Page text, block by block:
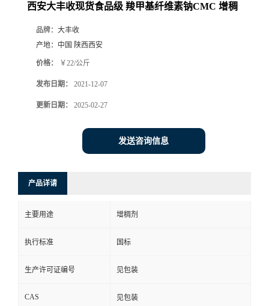
西安大丰收现货食品级 羧甲基纤维素钠CMC 增稠
品牌： 大丰收
产地： 中国 陕西西安
价格： ￥22/公斤
发布日期： 2021-12-07
更新日期： 2025-02-27
发送咨询信息
产品详请
主要用途 增稠剂
执行标准 国标
生产许可证编号 见包装
CAS 见包装